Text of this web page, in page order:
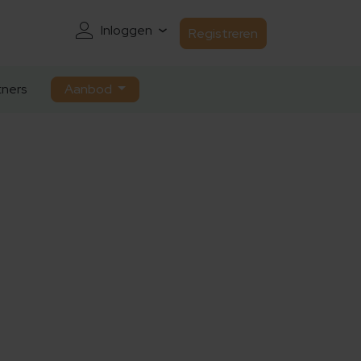
Inloggen Registreren
Aanbod